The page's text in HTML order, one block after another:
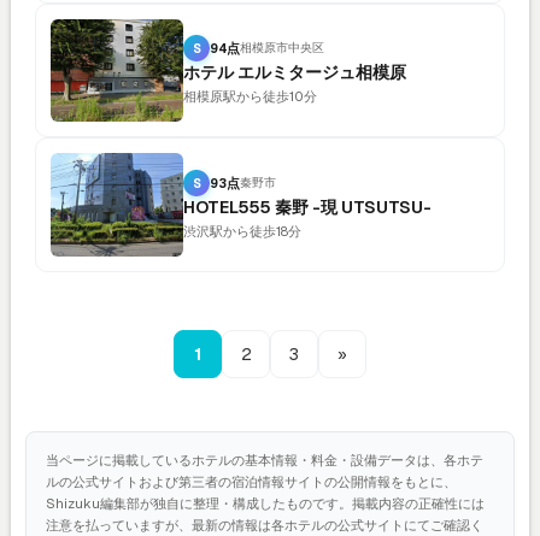
S 94点相模原市中央区
ホテル エルミタージュ相模原
相模原駅から徒歩10分
S 93点秦野市
HOTEL555 秦野 -現 UTSUTSU-
渋沢駅から徒歩18分
1 2 3 »
当ページに掲載しているホテルの基本情報・料金・設備データは、各ホテ
ルの公式サイトおよび第三者の宿泊情報サイトの公開情報をもとに、
Shizuku編集部が独自に整理・構成したものです。掲載内容の正確性には
注意を払っていますが、最新の情報は各ホテルの公式サイトにてご確認く